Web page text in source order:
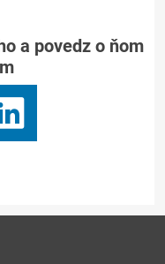
a povedz o ňom